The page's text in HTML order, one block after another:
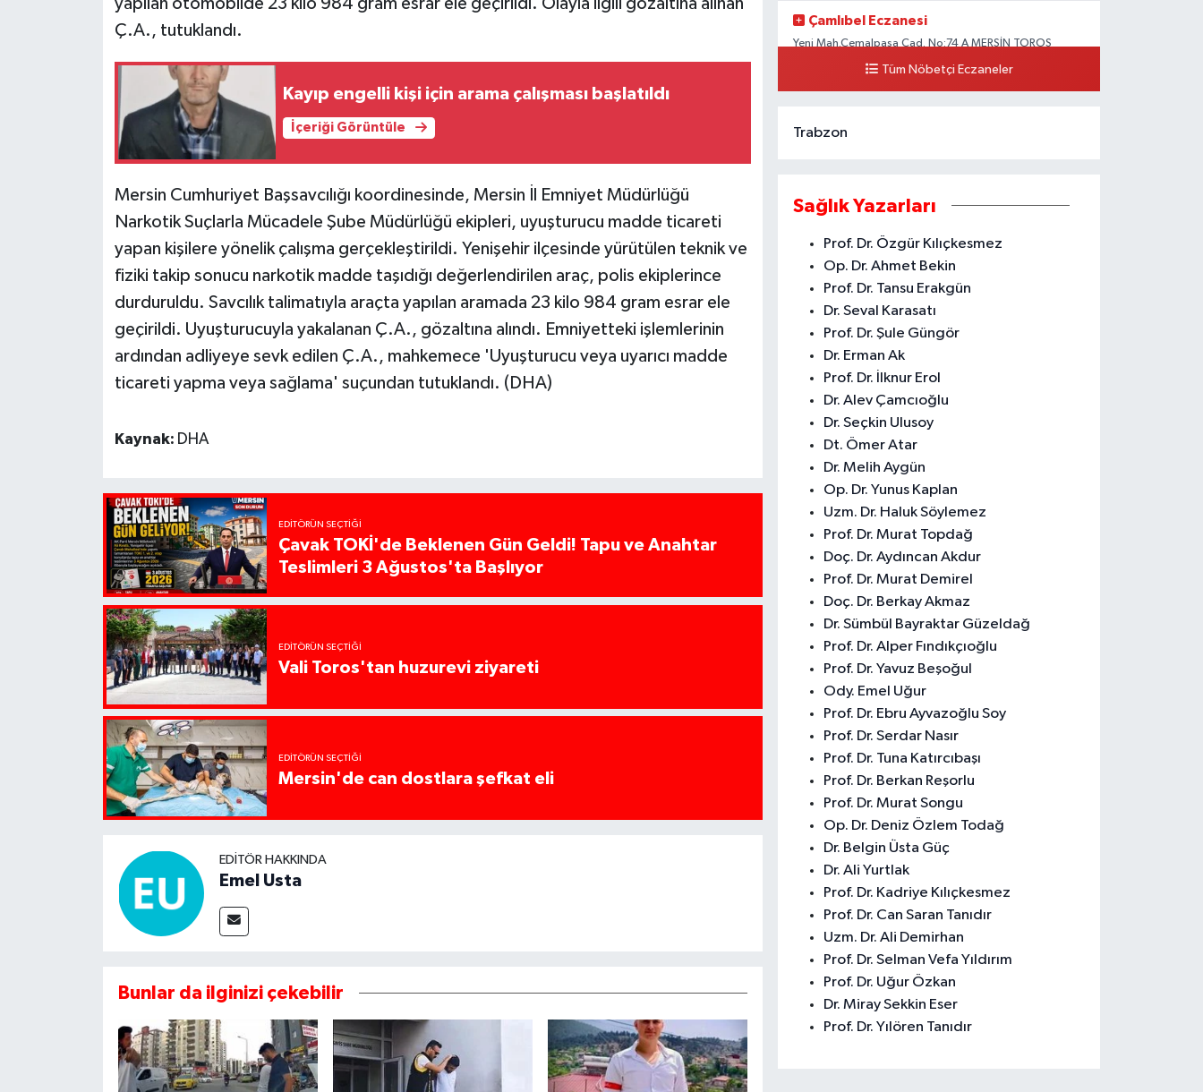
Ç.A., tutuklandı.
Kayıp engelli kişi için arama çalışması başlatıldı
İçeriği Görüntüle
Mersin Cumhuriyet Başsavcılığı koordinesinde, Mersin İl Emniyet Müdürlüğü
Narkotik Suçlarla Mücadele Şube Müdürlüğü ekipleri, uyuşturucu madde ticareti
yapan kişilere yönelik çalışma gerçekleştirildi. Yenişehir ilçesinde yürütülen teknik ve
fiziki takip sonucu narkotik madde taşıdığı değerlendirilen araç, polis ekiplerince
durduruldu. Savcılık talimatıyla araçta yapılan aramada 23 kilo 984 gram esrar ele
geçirildi. Uyuşturucuyla yakalanan Ç.A., gözaltına alındı. Emniyetteki işlemlerinin
ardından adliyeye sevk edilen Ç.A., mahkemece 'Uyuşturucu veya uyarıcı madde
ticareti yapma veya sağlama' suçundan tutuklandı. (DHA)
Kaynak: DHA
EDITÖRÜN SEÇTIĞI
Çavak TOKİ'de Beklenen Gün Geldi! Tapu ve Anahtar
Teslimleri 3 Ağustos'ta Başlıyor
EDITÖRÜN SEÇTIĞI
Vali Toros'tan huzurevi ziyareti
EDITÖRÜN SEÇTIĞI
Mersin'de can dostlara şefkat eli
EDITÖR HAKKINDA
Emel Usta
Bunlar da ilginizi çekebilir
Çamlıbel Eczanesi
Yeni Mah.Cemalpaşa Cad. No:74 A MERSİN TOROS
KARŞISI ARAS KARGO YANITüm Nöbetçi Eczaneler
Trabzon
Sağlık Yazarları
Prof. Dr. Özgür Kılıçkesmez
Op. Dr. Ahmet Bekin
Prof. Dr. Tansu Erakgün
Dr. Seval Karasatı
Prof. Dr. Şule Güngör
Dr. Erman Ak
Prof. Dr. İlknur Erol
Dr. Alev Çamcıoğlu
Dr. Seçkin Ulusoy
Dt. Ömer Atar
Dr. Melih Aygün
Op. Dr. Yunus Kaplan
Uzm. Dr. Haluk Söylemez
Prof. Dr. Murat Topdağ
Doç. Dr. Aydıncan Akdur
Prof. Dr. Murat Demirel
Doç. Dr. Berkay Akmaz
Dr. Sümbül Bayraktar Güzeldağ
Prof. Dr. Alper Fındıkçıoğlu
Prof. Dr. Yavuz Beşoğul
Ody. Emel Uğur
Prof. Dr. Ebru Ayvazoğlu Soy
Prof. Dr. Serdar Nasır
Prof. Dr. Tuna Katırcıbaşı
Prof. Dr. Berkan Reşorlu
Prof. Dr. Murat Songu
Op. Dr. Deniz Özlem Todağ
Dr. Belgin Üsta Güç
Dr. Ali Yurtlak
Prof. Dr. Kadriye Kılıçkesmez
Prof. Dr. Can Saran Tanıdır
Uzm. Dr. Ali Demirhan
Prof. Dr. Selman Vefa Yıldırım
Prof. Dr. Uğur Özkan
Dr. Miray Sekkin Eser
Prof. Dr. Yılören Tanıdır